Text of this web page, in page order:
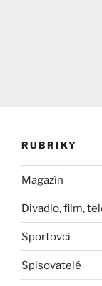
RUBRIKY
Magazín
Divadlo, film,
Sportovci
Spisovatelé